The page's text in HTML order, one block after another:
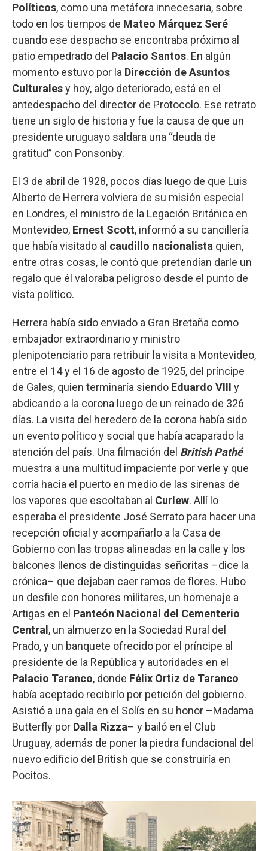
Políticos, como una metáfora innecesaria, sobre
todo en los tiempos de Mateo Márquez Seré
cuando ese despacho se encontraba próximo al
patio empedrado del Palacio Santos. En algún
momento estuvo por la Dirección de Asuntos
Culturalesy hoy, algo deteriorado, está en el
antedespacho del director de Protocolo. Ese retrato
tiene un siglo de historia y fue la causa de que un
presidente uruguayo saldara una “deuda de
gratitud” con Ponsonby.
El 3 de abril de 1928, pocos días luego de que Luis
Alberto de Herrera volviera de su misión especial
en Londres, el ministro de la Legación Británica en
Montevideo, Ernest Scott, informó a su cancillería
que había visitado al caudillo nacionalista quien,
entre otras cosas, le contó que pretendían darle un
regalo que él valoraba peligroso desde el punto de
vista político.
Herrera había sido enviado a Gran Bretaña como
embajador extraordinario y ministro
plenipotenciario para retribuir la visita a Montevideo,
entre el 14 y el 16 de agosto de 1925, del príncipe
de Gales, quien terminaría siendo Eduardo VIII y
abdicando a la corona luego de un reinado de 326
días. La visita del heredero de la corona había sido
un evento político y social que había acaparado la
atención del país. Una filmación del British Pathé
muestra a una multitud impaciente por verle y que
corría hacia el puerto en medio de las sirenas de
los vapores que escoltaban al Curlew. Allí lo
esperaba el presidente José Serrato para hacer una
recepción oficial y acompañarlo a la Casa de
Gobierno con las tropas alineadas en la calle y los
balcones llenos de distinguidas señoritas –dice la
crónica– que dejaban caer ramos de flores. Hubo
un desfile con honores militares, un homenaje a
Artigas en el Panteón Nacional del Cementerio
Central, un almuerzo en la Sociedad Rural del
Prado, y un banquete ofrecido por el príncipe al
presidente de la República y autoridades en el
Palacio Taranco, donde Félix Ortiz de Taranco
había aceptado recibirlo por petición del gobierno.
Asistió a una gala en el Solís en su honor –Madama
Butterfly por Dalla Rizza– y bailó en el Club
Uruguay, además de poner la piedra fundacional del
nuevo edificio del British que se construiría en
Pocitos.